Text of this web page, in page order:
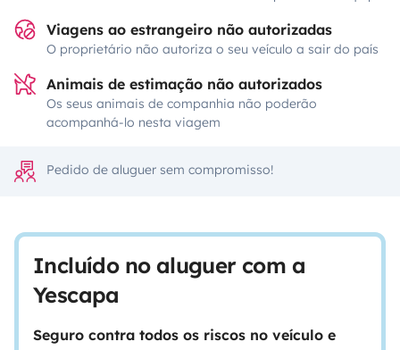
Viagens ao estrangeiro não autorizadas
O proprietário não autoriza o seu veículo a sair do país
Animais de estimação não autorizados
Os seus animais de companhia não poderão
acompanhá-lo nesta viagem
Pedido de aluguer sem compromisso!
Incluído no aluguer com a
Yescapa
Seguro contra todos os riscos no veículo e